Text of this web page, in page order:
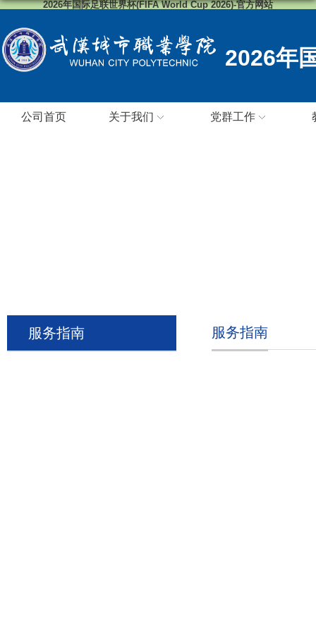
2026年国际足联世界杯(FIFA World Cup 2026)-官方网站
2026年
公司首页 关于我们 党群工作
服务指南 服务指南